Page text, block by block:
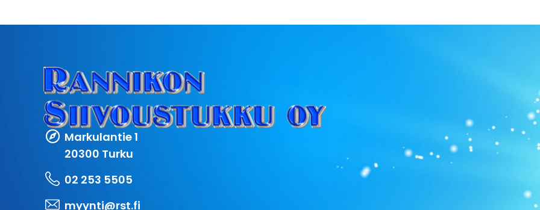
Markulantie 1
20300 Turku
02 253 5505
myynti@rst.fi